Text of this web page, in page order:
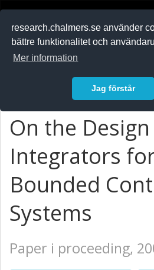
research.chalmers.se använder
bättre funktionalitet och
Mer information
Jag förstår
On the
Integrators
Bounded
Systems
Paper i proceeding,